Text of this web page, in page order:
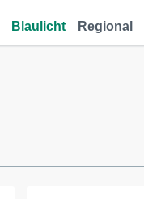
Blaulicht Regional